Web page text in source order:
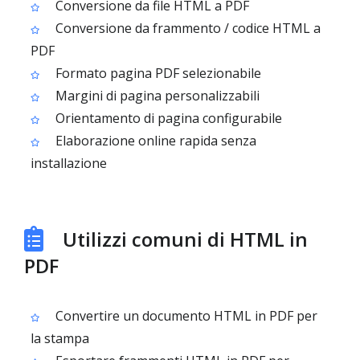
Conversione da file HTML a PDF
Conversione da frammento / codice HTML a
PDF
Formato pagina PDF selezionabile
Margini di pagina personalizzabili
Orientamento di pagina configurabile
Elaborazione online rapida senza
installazione
Utilizzi comuni di HTML in
PDF
Convertire un documento HTML in PDF per
la stampa